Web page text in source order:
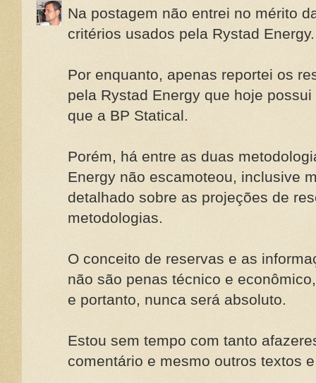
Na postagem não entrei no mérito
critérios usados pela Rystad Energy.
Por enquanto, apenas reportei os
pela Rystad Energy que hoje
que a BP Statical.
Porém, há entre as duas
Energy não escamoteou, inclusive
detalhado sobre as projeções de
metodologias.
O conceito de reservas e as
não são penas técnico e
e portanto, nunca será absoluto.
Estou sem tempo com tanto
comentário e mesmo outros textos